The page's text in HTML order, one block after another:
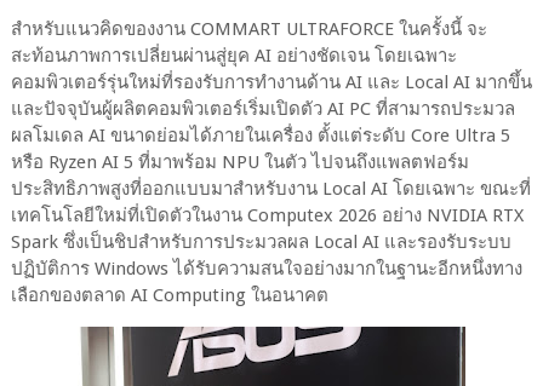
สำหรับแนวคิดของงาน COMMART ULTRAFORCE ในครั้งนี้ จะ
สะท้อนภาพการเปลี่ยนผ่านสู่ยุค AI อย่างชัดเจน โดยเฉพาะ
คอมพิวเตอร์รุ่นใหม่ที่รองรับการทำงานด้าน AI และ Local AI มากขึ้น
และปัจจุบันผู้ผลิตคอมพิวเตอร์เริ่มเปิดตัว AI PC ที่สามารถประมวล
ผลโมเดล AI ขนาดย่อมได้ภายในเครื่อง ตั้งแต่ระดับ Core Ultra 5
หรือ Ryzen AI 5 ที่มาพร้อม NPU ในตัว ไปจนถึงแพลตฟอร์ม
ประสิทธิภาพสูงที่ออกแบบมาสำหรับงาน Local AI โดยเฉพาะ ขณะที่
เทคโนโลยีใหม่ที่เปิดตัวในงาน Computex 2026 อย่าง NVIDIA RTX
Spark ซึ่งเป็นชิปสำหรับการประมวลผล Local AI และรองรับระบบ
ปฏิบัติการ Windows ได้รับความสนใจอย่างมากในฐานะอีกหนึ่งทาง
เลือกของตลาด AI Computing ในอนาคต